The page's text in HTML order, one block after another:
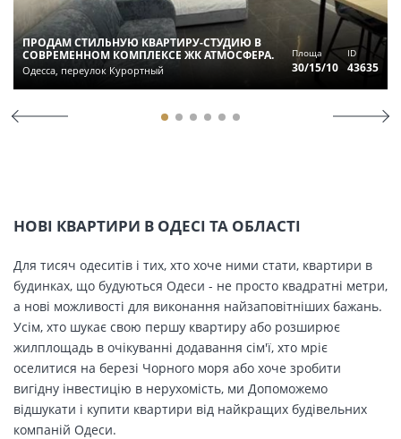
ПРОДАМ СТИЛЬНУЮ КВАРТИРУ-СТУДИЮ В
СОВРЕМЕННОМ КОМПЛЕКСЕ ЖК АТМОСФЕРА.
Одесса, переулок Курортный
Площа
30/15/10
ID
43635
НОВІ КВАРТИРИ В ОДЕСІ ТА ОБЛАСТІ
Для тисяч одеситів і тих, хто хоче ними стати, квартири в
будинках, що будуються Одеси - не просто квадратні метри,
а нові можливості для виконання найзаповітніших бажань.
Усім, хто шукає свою першу квартиру або розширює
жилплощадь в очікуванні додавання сім'ї, хто мріє
оселитися на березі Чорного моря або хоче зробити
вигідну інвестицію в нерухомість, ми Допоможемо
відшукати і купити квартири від найкращих будівельних
компаній Одеси.